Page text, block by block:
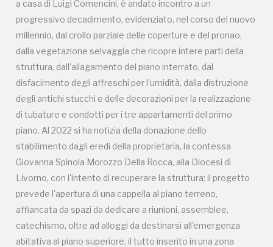
a casa di Luigi Comencini, è andato incontro a un
progressivo decadimento, evidenziato, nel corso del nuovo
millennio, dal crollo parziale delle coperture e del pronao,
dalla vegetazione selvaggia che ricopre intere parti della
struttura, dall'allagamento del piano interrato, dal
disfacimento degli affreschi per l'umidità, dalla distruzione
degli antichi stucchi e delle decorazioni per la realizzazione
di tubature e condotti per i tre appartamenti del primo
piano. Al 2022 si ha notizia della donazione dello
stabilimento dagli eredi della proprietaria, la contessa
Giovanna Spinola Morozzo Della Rocca, alla Diocesi di
Livorno, con l'intento di recuperare la struttura: il progetto
prevede l'apertura di una cappella al piano terreno,
affiancata da spazi da dedicare a riunioni, assemblee,
catechismo, oltre ad alloggi da destinarsi all'emergenza
abitativa al piano superiore, il tutto inserito in una zona
Campagne in corso in questo
luogo